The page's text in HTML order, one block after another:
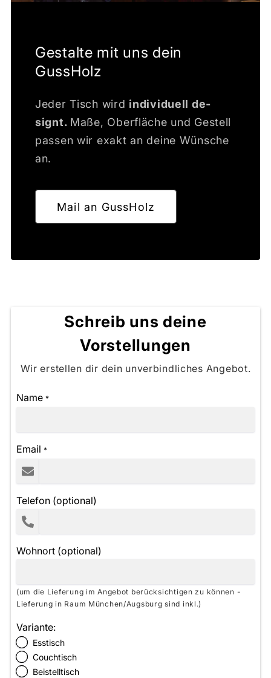
Gestalte mit uns dein
GussHolz
Jeder Tisch wird individuell de­
signt. Maße, Oberfläche und Gestell
passen wir exakt an deine Wünsche
an.
Mail an GussHolz
Schreib uns deine
Vorstellungen
Wir erstellen dir dein unverbindliches Angebot.
Name *
Email *
Telefon (optional)
Wohnort (optional)
(um die Lieferung im Angebot berücksichtigen zu können -
Lieferung in Raum München/Augsburg sind inkl.)
Variante:
Esstisch
Couchtisch
Beistelltisch